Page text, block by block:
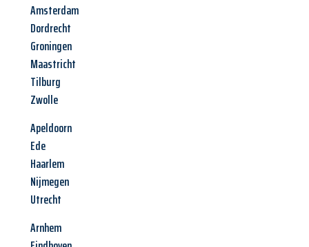
Amsterdam
Dordrecht
Groningen
Maastricht
Tilburg
Zwolle
Apeldoorn
Ede
Haarlem
Nijmegen
Utrecht
Arnhem